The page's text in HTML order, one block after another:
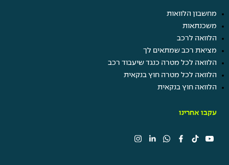
מחשבון הלוואות
משכנתאות
הלוואה לרכב
מציאת רכב שמתאים לך
הלוואה לכל מטרה כנגד שיעבוד רכב
הלוואה לכל מטרה חוץ בנקאית
הלוואה חוץ בנקאית
עקבו אחרינו